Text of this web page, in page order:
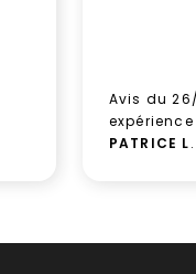
Avis du
PATRICE L.